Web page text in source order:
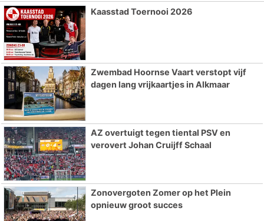
Kaasstad Toernooi 2026
Zwembad Hoornse Vaart verstopt vijf
dagen lang vrijkaartjes in Alkmaar
AZ overtuigt tegen tiental PSV en
verovert Johan Cruijff Schaal
Zonovergoten Zomer op het Plein
opnieuw groot succes